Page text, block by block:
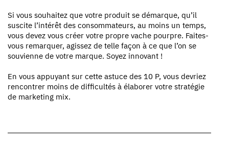
Si vous souhaitez que votre produit se démarque, qu’il
suscite l’intérêt des consommateurs, au moins un temps,
vous devez vous créer votre propre vache pourpre. Faites-
vous remarquer, agissez de telle façon à ce que l’on se
souvienne de votre marque. Soyez innovant !
En vous appuyant sur cette astuce des 10 P, vous devriez
rencontrer moins de difficultés à élaborer votre stratégie
de marketing mix.